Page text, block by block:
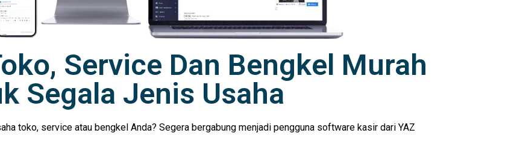
Service Dan Bengkel Murah
Segala Jenis Usaha
toko, service atau bengkel Anda? Segera bergabung menjadi pengguna software kasir dari YAZ